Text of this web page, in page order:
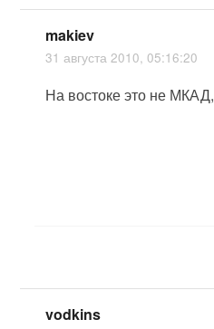
makiev
31 августа 2010, 05:16:20
На востоке это не
vodkins